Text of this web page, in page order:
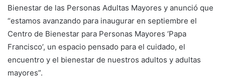
Bienestar de las Personas Adultas Mayores y anunció que
“estamos avanzando para inaugurar en septiembre el
Centro de Bienestar para Personas Mayores ‘Papa
Francisco’, un espacio pensado para el cuidado, el
encuentro y el bienestar de nuestros adultos y adultas
mayores”.